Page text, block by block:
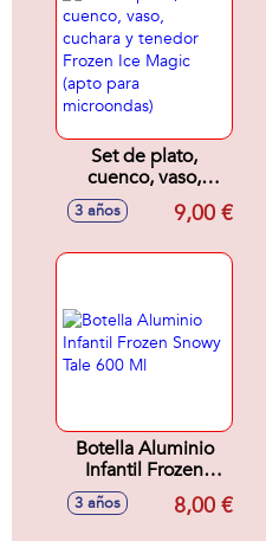
Set de plato,
cuenco, vaso,
cuchara y tenedor
Frozen Ice Magic
3 años 9,00 €
Botella Aluminio
Infantil Frozen
Snowy Tale 600 Ml
3 años 8,00 €